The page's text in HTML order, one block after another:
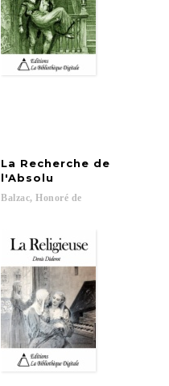
La Recherche de
l'Absolu
Balzac, Honoré de